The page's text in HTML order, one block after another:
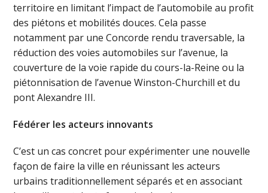
territoire en limitant l’impact de l’automobile au profit
des piétons et mobilités douces. Cela passe
notamment par une Concorde rendu traversable, la
réduction des voies automobiles sur l’avenue, la
couverture de la voie rapide du cours-la-Reine ou la
piétonnisation de l’avenue Winston-Churchill et du
pont Alexandre III.
Fédérer les acteurs innovants
C’est un cas concret pour expérimenter une nouvelle
façon de faire la ville en réunissant les acteurs
urbains traditionnellement séparés et en associant